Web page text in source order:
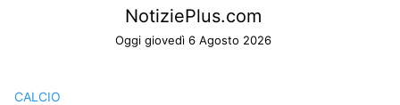
NotiziePlus.com
Oggi giovedì 6 Agosto 2026
CALCIO